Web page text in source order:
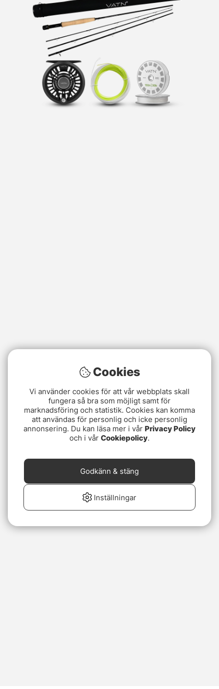
Cookies
Vi använder cookies för att vår webbplats skall
fungera så bra som möjligt samt för
marknadsföring och statistik. Cookies kan komma
att användas för personlig och icke personlig
annonsering. Du kan läsa mer i vår Privacy Policy
och i vår Cookiepolicy.
Inställningar
Godkänn & stäng